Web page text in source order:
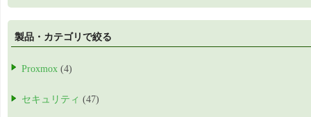
製品・カテゴリで絞る
Proxmox (4)
セキュリティ (47)